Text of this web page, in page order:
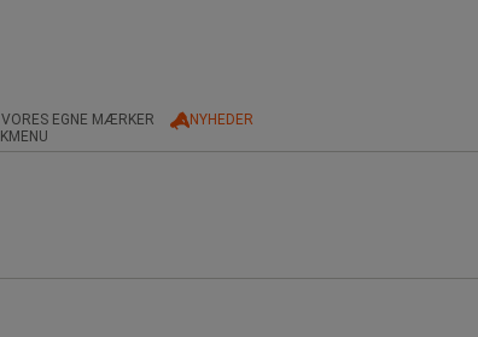
VORES EGNE MÆRKER NYHEDER